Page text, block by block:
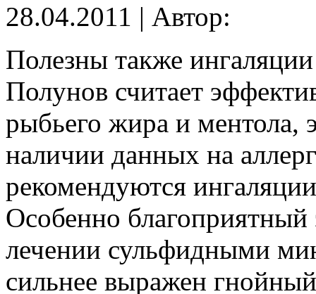
28.04.2011 | Автор:
Полезны также
Полунов считает
рыбьего жира и ментола,
наличии данных на
рекомендуются
Особенно благоприятный
лечении сульфидными
сильнее выражен